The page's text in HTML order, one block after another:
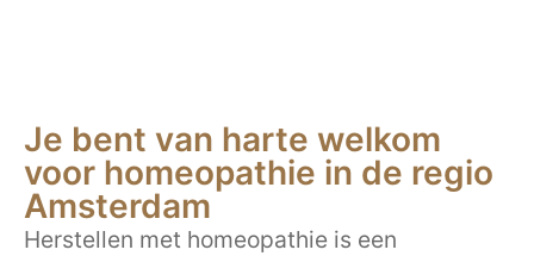
Je bent van harte welkom
voor homeopathie in de regio
Amsterdam
Herstellen met homeopathie is een